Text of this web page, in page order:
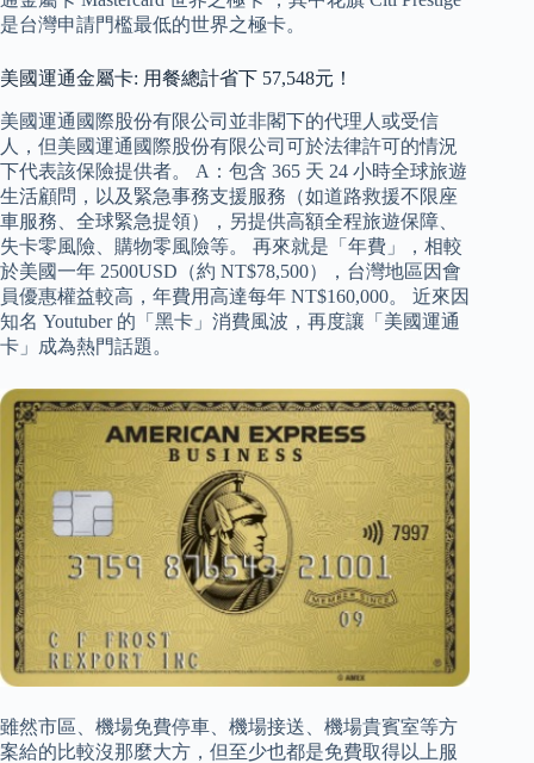
是台灣申請門檻最低的世界之極卡。
美國運通金屬卡: 用餐總計省下 57,548元！
美國運通國際股份有限公司並非閣下的代理人或受信
人，但美國運通國際股份有限公司可於法律許可的情況
下代表該保險提供者。 A：包含 365 天 24 小時全球旅遊
生活顧問，以及緊急事務支援服務（如道路救援不限座
車服務、全球緊急提領），另提供高額全程旅遊保障、
失卡零風險、購物零風險等。 再來就是「年費」，相較
於美國一年 2500USD（約 NT$78,500），台灣地區因會
員優惠權益較高，年費用高達每年 NT$160,000。 近來因
知名 Youtuber 的「黑卡」消費風波，再度讓「美國運通
卡」成為熱門話題。
雖然市區、機場免費停車、機場接送、機場貴賓室等方
案給的比較沒那麼大方，但至少也都是免費取得以上服